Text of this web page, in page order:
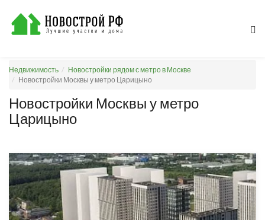
Недвижимость
Новостройки рядом с метро в Москве
Новостройки Москвы у метро Царицыно
Новостройки Москвы у метро
Царицыно